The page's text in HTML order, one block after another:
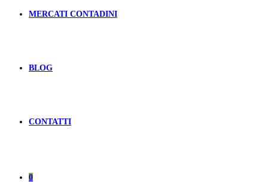
MERCATI CONTADINI
BLOG
CONTATTI
0